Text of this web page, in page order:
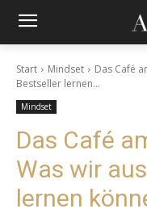
Start Mindset
Das Café
Bestseller lernen...
Mindset
Das Café
Was wir
lernen